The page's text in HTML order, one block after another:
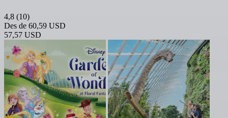
4,8 (10)
Des de 60,59 USD
57,57 USD